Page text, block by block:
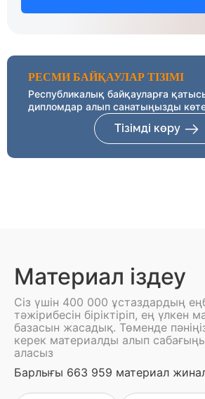
РЕСМИ БАЙҚАУЛАР ТІЗІМІ
Республикалық байқауларға
дипломдар алып санатыңызды
Тізімді көру
Материал іздеу
Сіз үшін 400 000 ұстаздардың
тәжірибесін біріктіріп, ең үлкен
базасын жасадық. Төменде
керек материалды алып
аласыз
Барлығы 663 959 материал